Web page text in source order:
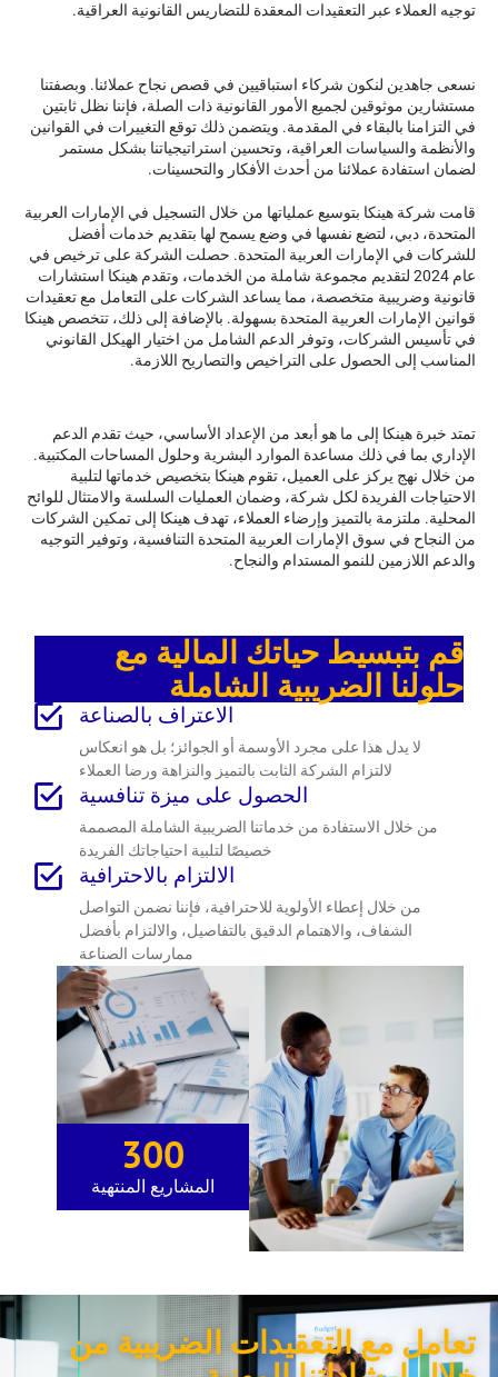
توجيه العملاء عبر التعقيدات المعقدة للتضاريس القانونية العراقية.
نسعى جاهدين لنكون شركاء استباقيين في قصص نجاح عملائنا. وبصفتنا
مستشارين موثوقين لجميع الأمور القانونية ذات الصلة، فإننا نظل ثابتين
في التزامنا بالبقاء في المقدمة. ويتضمن ذلك توقع التغييرات في القوانين
والأنظمة والسياسات العراقية، وتحسين استراتيجياتنا بشكل مستمر
لضمان استفادة عملائنا من أحدث الأفكار والتحسينات.
قامت شركة هينكا بتوسيع عملياتها من خلال التسجيل في الإمارات العربية
المتحدة، دبي، لتضع نفسها في وضع يسمح لها بتقديم خدمات أفضل
للشركات في الإمارات العربية المتحدة. حصلت الشركة على ترخيص في
عام 2024 لتقديم مجموعة شاملة من الخدمات، وتقدم هينكا استشارات
قانونية وضريبية متخصصة، مما يساعد الشركات على التعامل مع تعقيدات
قوانين الإمارات العربية المتحدة بسهولة. بالإضافة إلى ذلك، تتخصص هينكا
في تأسيس الشركات، وتوفر الدعم الشامل من اختيار الهيكل القانوني
المناسب إلى الحصول على التراخيص والتصاريح اللازمة.
تمتد خبرة هينكا إلى ما هو أبعد من الإعداد الأساسي، حيث تقدم الدعم
الإداري بما في ذلك مساعدة الموارد البشرية وحلول المساحات المكتبية.
من خلال نهج يركز على العميل، تقوم هينكا بتخصيص خدماتها لتلبية
الاحتياجات الفريدة لكل شركة، وضمان العمليات السلسة والامتثال للوائح
المحلية. ملتزمة بالتميز وإرضاء العملاء، تهدف هينكا إلى تمكين الشركات
من النجاح في سوق الإمارات العربية المتحدة التنافسية، وتوفير التوجيه
والدعم اللازمين للنمو المستدام والنجاح.
المشاريع المنتهية
300
قم بتبسيط حياتك المالية مع
حلولنا الضريبية الشاملة
الاعتراف بالصناعة
لا يدل هذا على مجرد الأوسمة أو الجوائز؛ بل هو انعكاس
لالتزام الشركة الثابت بالتميز والنزاهة ورضا العملاء
الحصول على ميزة تنافسية
من خلال الاستفادة من خدماتنا الضريبية الشاملة المصممة
خصيصًا لتلبية احتياجاتك الفريدة
الالتزام بالاحترافية
من خلال إعطاء الأولوية للاحترافية، فإننا نضمن التواصل
الشفاف، والاهتمام الدقيق بالتفاصيل، والالتزام بأفضل
ممارسات الصناعة
تعامل مع التعقيدات الضريبية من